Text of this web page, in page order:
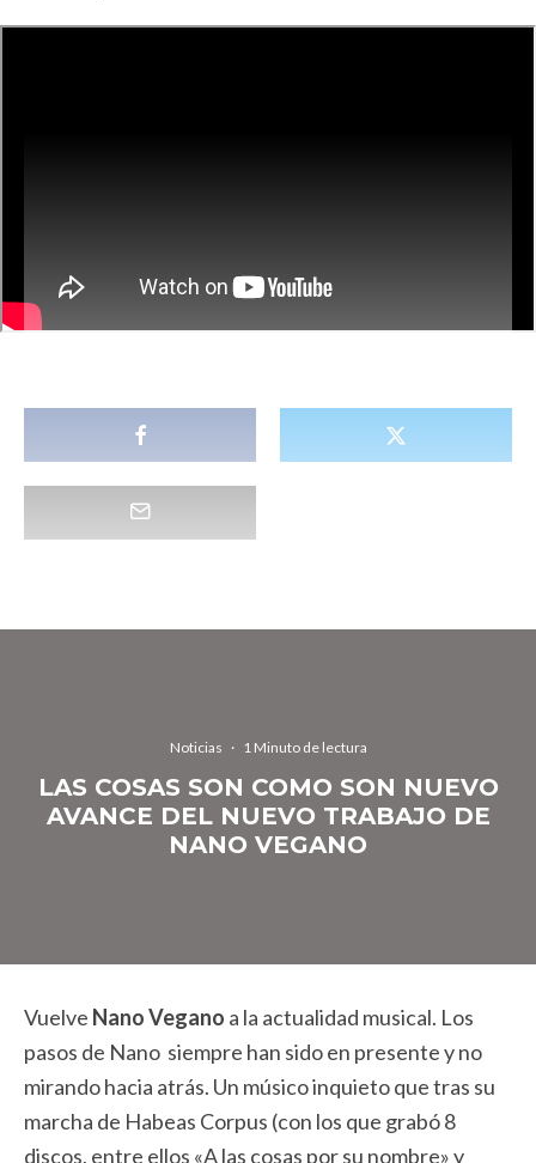
Noticias · 1 Minuto de lectura
LAS COSAS SON COMO SON NUEVO
AVANCE DEL NUEVO TRABAJO DE
NANO VEGANO
Vuelve Nano Vegano a la actualidad musical. Los
pasos de Nano siempre han sido en presente y no
mirando hacia atrás. Un músico inquieto que tras su
marcha de Habeas Corpus (con los que grabó 8
discos, entre ellos «A las cosas por su nombre» y